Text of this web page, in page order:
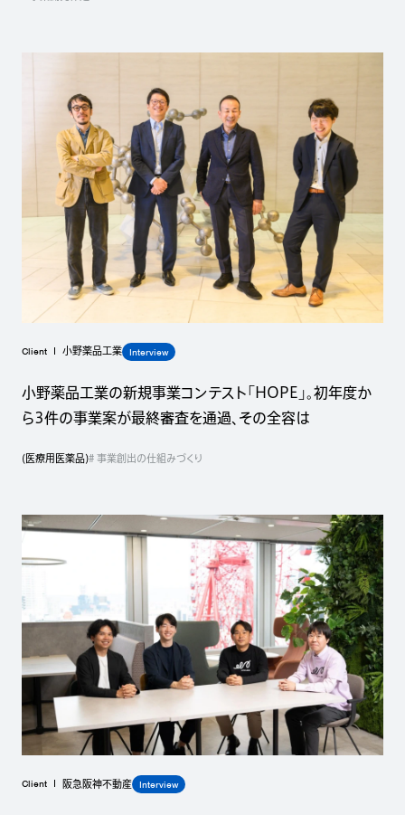
Client 小野薬品工業 Interview
小野薬品工業の新規事業コンテスト「HOPE」。初年度か
ら3件の事業案が最終審査を通過、その全容は
( 医療用医薬品)# 事業創出の仕組みづくり
Client 阪急阪神不動産 Interview